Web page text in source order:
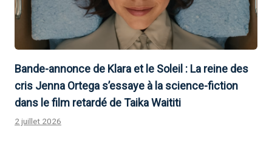
Bande-annonce de Klara et le Soleil : La reine des
cris Jenna Ortega s’essaye à la science-fiction
dans le film retardé de Taika Waititi
2 juillet 2026